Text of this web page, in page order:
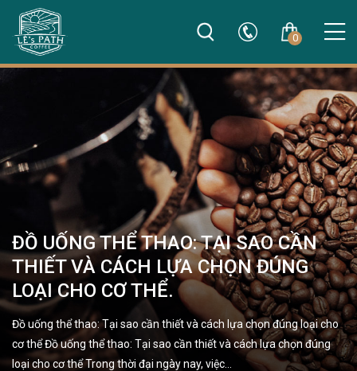
0
ĐỒ UỐNG THỂ THAO: TẠI SAO CẦN
THIẾT VÀ CÁCH LỰA CHỌN ĐÚNG
LOẠI CHO CƠ THỂ.
Đồ uống thể thao: Tại sao cần thiết và cách lựa chọn đúng loại cho
cơ thể Đồ uống thể thao: Tại sao cần thiết và cách lựa chọn đúng
loại cho cơ thể Trong thời đại ngày nay, việc…